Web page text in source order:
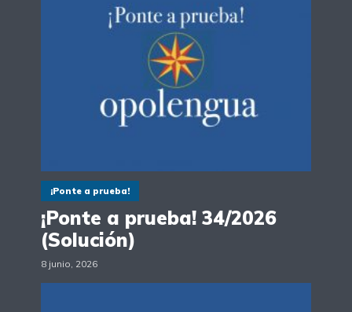
¡Ponte a prueba!
¡Ponte a prueba! 34/2026
(Solución)
8 junio, 2026